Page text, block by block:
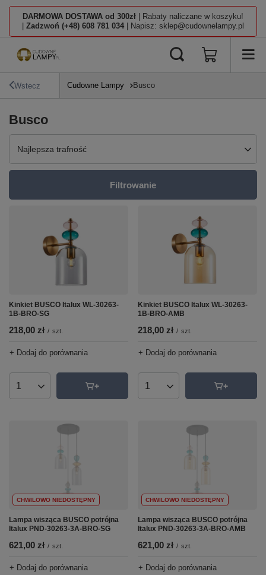
DARMOWA DOSTAWA od 300zł | Rabaty naliczane w koszyku!
Zadzwoń (+48) 608 781 034 | Napisz: sklep@cudownelampy.pl
Wstecz Cudowne Lampy Busco
Busco
Zmień sortowanie
Najlepsza trafność
Filtrowanie
Kinkiet BUSCO Italux WL-30263-
1B-BRO-SG
218,00 zł / szt.
+ Dodaj do porównania
Ilość produktów
Kinkiet BUSCO Italux WL-30263-
1B-BRO-AMB
218,00 zł / szt.
+ Dodaj do porównania
Ilość produktów
CHWILOWO NIEDOSTĘPNY
Lampa wisząca BUSCO potrójna
Italux PND-30263-3A-BRO-SG
621,00 zł / szt.
+ Dodaj do porównania
CHWILOWO NIEDOSTĘPNY
Lampa wisząca BUSCO potrójna
Italux PND-30263-3A-BRO-AMB
621,00 zł / szt.
+ Dodaj do porównania